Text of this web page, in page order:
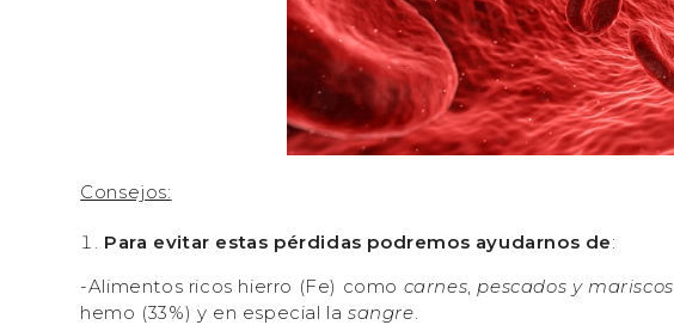
Consejos:
Para evitar estas pérdidas podremos ayudarnos de:
-Alimentos ricos hierro (Fe) como carnes,pescados y mariscos
hemo (33%) y en especial lasangre.